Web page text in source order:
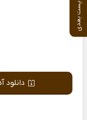
پست بعدی
دانلود